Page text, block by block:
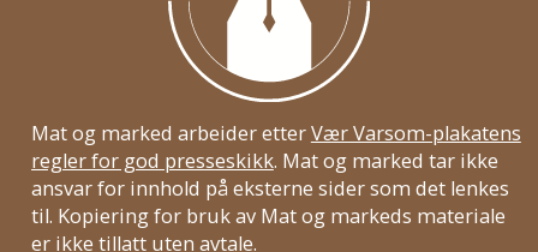
Mat og marked arbeider etterVær Varsom-plakatens
regler for god presseskikk. Mat og marked tar ikke
ansvar for innhold på eksterne sider som det lenkes
til. Kopiering for bruk av Mat og markeds materiale
er ikke tillatt uten avtale.